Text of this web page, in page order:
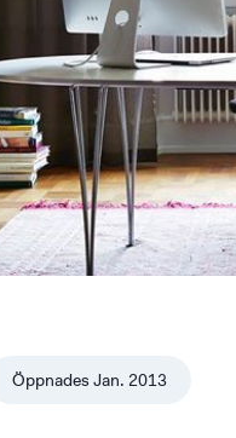
Öppnades Jan. 2013